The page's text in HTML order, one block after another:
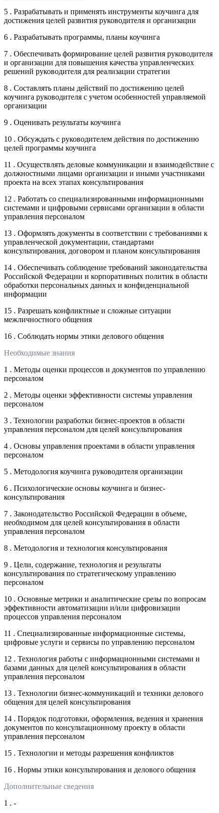
5 . Разрабатывать и применять инструменты коучинга для
достижения целей развития руководителя и организации
6 . Разрабатывать программы, планы коучинга
7 . Обеспечивать формирование целей развития руководителя
и организации для повышения качества управленческих
решений руководителя для реализации стратегии
8 . Составлять планы действий по достижению целей
коучинга руководителя с учетом особенностей управляемой
организации
9 . Оценивать результаты коучинга
10 . Обсуждать с руководителем действия по достижению
целей программы коучинга
11 . Осуществлять деловые коммуникации и взаимодействие с
должностными лицами организации и иными участниками
проекта на всех этапах консультирования
12 . Работать со специализированными информационными
системами и цифровыми сервисами организации в области
управления персоналом
13 . Оформлять документы в соответствии с требованиями к
управленческой документации, стандартами
консультирования, договором и планом консультирования
14 . Обеспечивать соблюдение требований законодательства
Российской Федерации и корпоративных политик в области
обработки персональных данных и конфиденциальной
информации
15 . Разрешать конфликтные и сложные ситуации
межличностного общения
16 . Соблюдать нормы этики делового общения
Необходимые знания
1 . Методы оценки процессов и документов по управлению
персоналом
2 . Методы оценки эффективности системы управления
персоналом
3 . Технологии разработки бизнес-проектов в области
управления персоналом для целей консультирования
4 . Основы управления проектами в области управления
персоналом
5 . Методология коучинга руководителя организации
6 . Психологические основы коучинга и бизнес-
консультирования
7 . Законодательство Российской Федерации в объеме,
необходимом для целей консультирования в области
управления персоналом
8 . Методология и технология консультирования
9 . Цели, содержание, технология и результаты
консультирования по стратегическому управлению
персоналом
10 . Основные метрики и аналитические срезы по вопросам
эффективности автоматизации и/или цифровизации
процессов управления персоналом
11 . Специализированные информационные системы,
цифровые услуги и сервисы по управлению персоналом
12 . Технология работы с информационными системами и
базами данных для целей консультирования в области
управления персоналом
13 . Технологии бизнес-коммуникаций и техники делового
общения для целей консультирования
14 . Порядок подготовки, оформления, ведения и хранения
документов по консультационному проекту в области
управления персоналом
15 . Технологии и методы разрешения конфликтов
16 . Нормы этики консультирования и делового общения
Дополнительные сведения
1 . -